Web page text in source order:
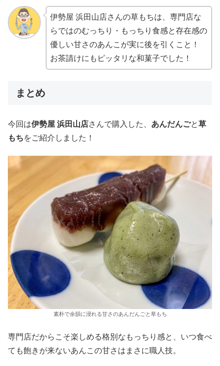
伊勢屋 浜田山店さんの草もちは、専門店な
らではのむっちり・もっちり食感と存在感の
優しい甘さのあんこが実に後を引くこと！
お茶請けにもピッタリな和菓子でした！
まとめ
今回は伊勢屋 浜田山店さんで購入した、 あんだんごと草
もちをご紹介しました！
素朴で余韻に浸れる甘さのあんだんごと草もち
専門店だからこそ楽しめる格別なもっちり感と、いつ食べ
ても飽きが来ないあんこの甘さはまさに職人技。